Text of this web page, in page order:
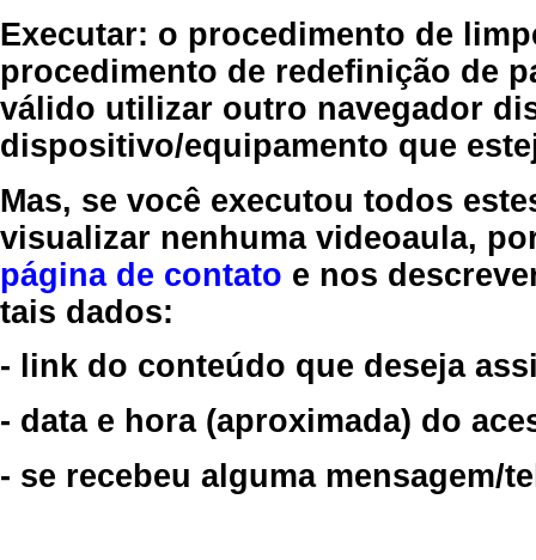
Executar: o procedimento de
procedimento de redefinição de
válido utilizar outro navegador
dispositivo/equipamento que
Mas, se você executou todos
visualizar nenhuma videoaula,
página de contato e nos
tais dados:
- link do conteúdo que deseja
- data e hora (aproximada) do
- se recebeu alguma mensagem/